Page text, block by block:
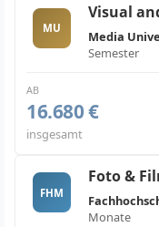
MU
Visual
Media
Semester
AB
16.680 €
insgesamt
FHM
Foto &
Monate